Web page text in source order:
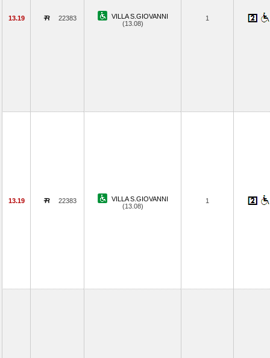
13.19 22383
VILLA S.GIOVANNI
(13.08)
1
13.19 22383
VILLA S.GIOVANNI
(13.08)
1